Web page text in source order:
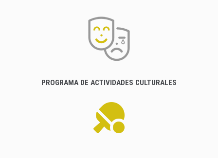
PROGRAMA DE ACTIVIDADES CULTURALES